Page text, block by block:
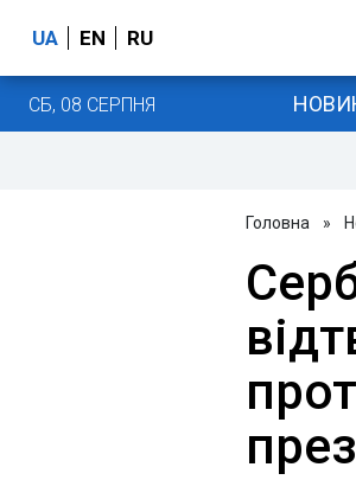
UA EN RU
СБ, 08 СЕРПНЯ
Головна »